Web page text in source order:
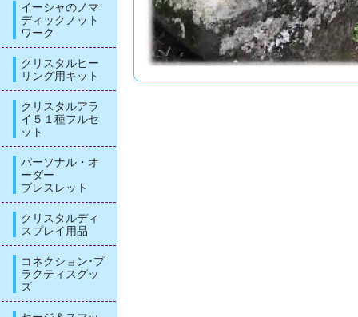
イーシャのノマ
ディックノット
ワーク
クリスタルヒー
リング用キット
クリスタルアラ
イ５１種フルセ
ット
パーソナル・オ
ーダー
ブレスレット
クリスタルディ
スプレイ用品
コネクション･プ
ラクティスグッ
ズ